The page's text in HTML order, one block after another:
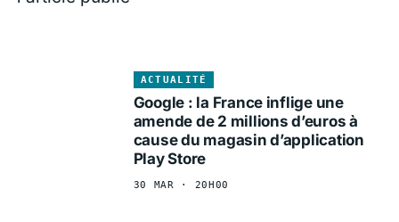
ACTUALITÉ
Google : la France inflige une
amende de 2 millions d’euros à
cause du magasin d’application
Play Store
30 MAR · 20H00